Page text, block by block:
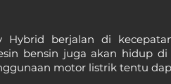
Hybrid berjalan di
bensin juga akan hidup
motor listrik tentu